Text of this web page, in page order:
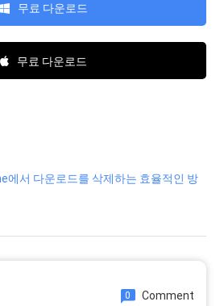
무료 다운로드
무료 다운로드
에서 다운로드를 삭제하는 효율적인 방
0 Comment